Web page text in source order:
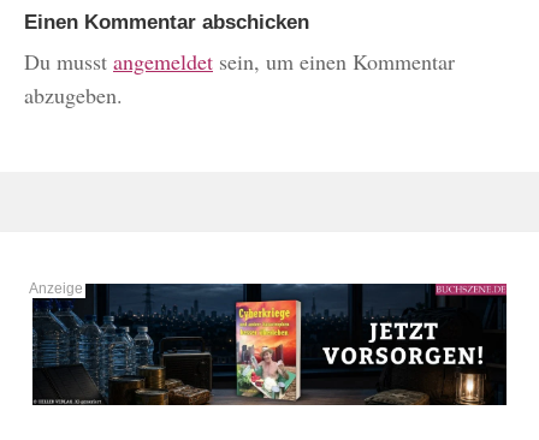
Einen Kommentar abschicken
Du musst angemeldet sein, um einen Kommentar
abzugeben.